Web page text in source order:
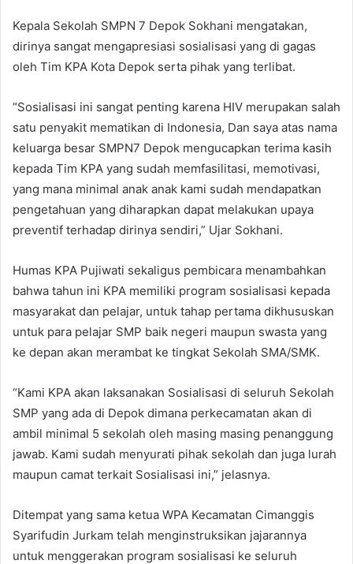
Kepala Sekolah SMPN 7 Depok Sokhani mengatakan,
dirinya sangat mengapresiasi sosialisasi yang di gagas
oleh Tim KPA Kota Depok serta pihak yang terlibat.
“Sosialisasi ini sangat penting karena HIV merupakan salah
satu penyakit mematikan di Indonesia, Dan saya atas nama
keluarga besar SMPN7 Depok mengucapkan terima kasih
kepada Tim KPA yang sudah memfasilitasi, memotivasi,
yang mana minimal anak anak kami sudah mendapatkan
pengetahuan yang diharapkan dapat melakukan upaya
preventif terhadap dirinya sendiri,” Ujar Sokhani.
Humas KPA Pujiwati sekaligus pembicara menambahkan
bahwa tahun ini KPA memiliki program sosialisasi kepada
masyarakat dan pelajar, untuk tahap pertama dikhususkan
untuk para pelajar SMP baik negeri maupun swasta yang
ke depan akan merambat ke tingkat Sekolah SMA/SMK.
“Kami KPA akan laksanakan Sosialisasi di seluruh Sekolah
SMP yang ada di Depok dimana perkecamatan akan di
ambil minimal 5 sekolah oleh masing masing penanggung
jawab. Kami sudah menyurati pihak sekolah dan juga lurah
maupun camat terkait Sosialisasi ini,” jelasnya.
Ditempat yang sama ketua WPA Kecamatan Cimanggis
Syarifudin Jurkam telah menginstruksikan jajarannya
untuk menggerakan program sosialisasi ke seluruh